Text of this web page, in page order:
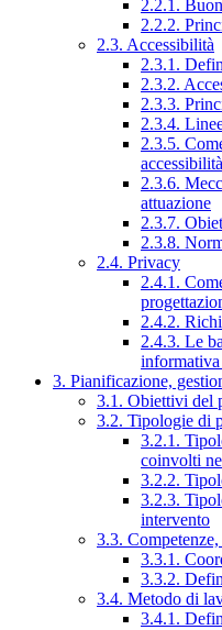
2.2.1.
2.2.2.
2.3. Accessibilità
2.3.1.
2.3.2.
2.3.3.
2.3.4.
2.3.5.
accessibilità
2.3.6.
attuazione
2.3.7.
2.3.8.
2.4. Privacy
2.4.1.
2.4.2.
2.4.3. Le
3. Pianificazione,
3.1. Obiettivi del
3.2. Tipologie di
3.2.1.
coinvolti
3.2.2.
3.2.3.
intervento
3.3.
3.3.1.
3.3.2.
3.4. Metodo di
3.4.1.